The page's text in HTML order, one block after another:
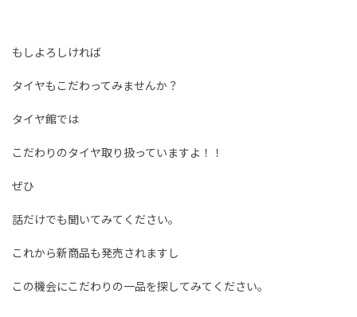
もしよろしければ
タイヤもこだわってみませんか？
タイヤ館では
こだわりのタイヤ取り扱っていますよ！！
ぜひ
話だけでも聞いてみてください。
これから新商品も発売されますし
この機会にこだわりの一品を探してみてください。